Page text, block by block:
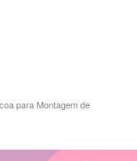
para Montagem de